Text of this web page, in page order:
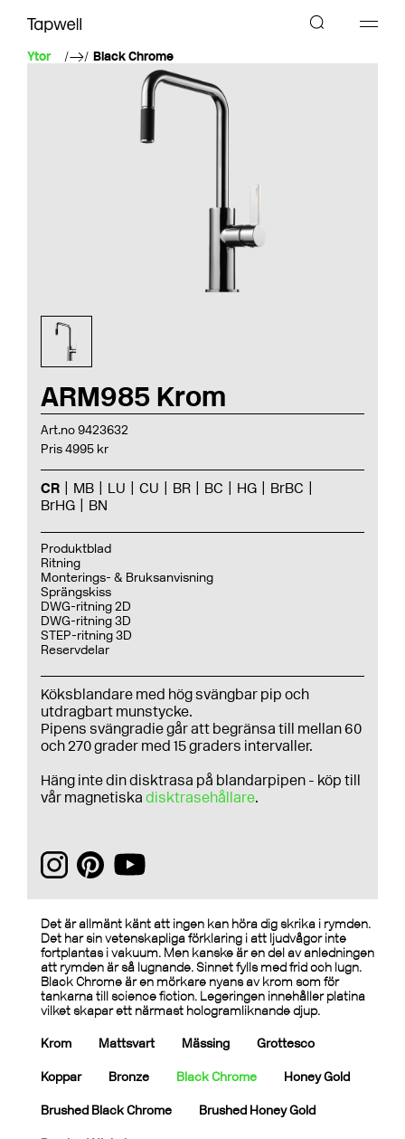
Ytor Black Chrome
ARM985 Krom
Art.no 9423632
Pris 4995 kr
CR MB LU CU BR BC HG
BrBC
BrHG
BN
Produktblad
Ritning
Monterings- & Bruksanvisning
Sprängskiss
DWG-ritning 2D
DWG-ritning 3D
STEP-ritning 3D
Reservdelar
Köksblandare med hög svängbar pip och
utdragbart munstycke.
Pipens svängradie går att begränsa till mellan 60
och 270 grader med 15 graders intervaller.
Häng inte din disktrasa på blandarpipen - köp till
vår magnetiska disktrasehållare.
Det är allmänt känt att ingen kan höra dig skrika i rymden.
Det har sin vetenskapliga förklaring i att ljudvågor inte
fortplantas i vakuum. Men kanske är en del av anledningen
att rymden är så lugnande. Sinnet fylls med frid och lugn.
Black Chrome är en mörkare nyans av krom som för
tankarna till science fiction. Legeringen innehåller platina
vilket skapar ett närmast hologramliknande djup.
Krom Mattsvart Mässing Grottesco
Koppar Bronze Black Chrome Honey Gold
Brushed Black Chrome Brushed Honey Gold